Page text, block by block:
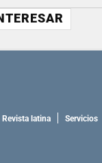
latina
Servicios